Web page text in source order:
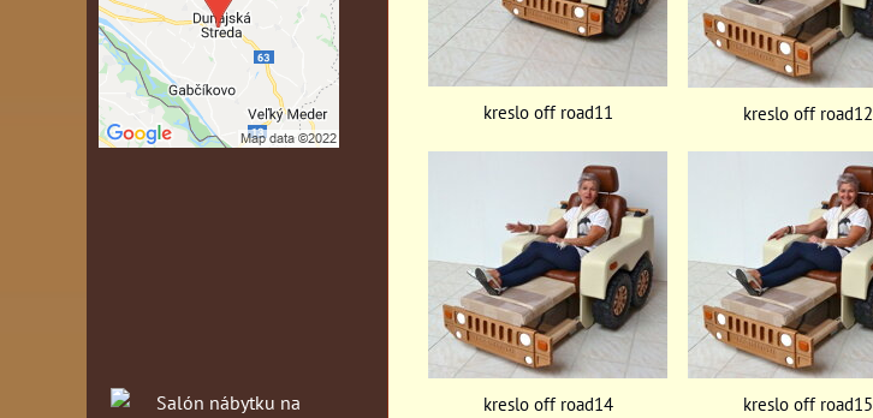
kreslo off road11 kreslo off road12
kreslo off road14 kreslo off road15